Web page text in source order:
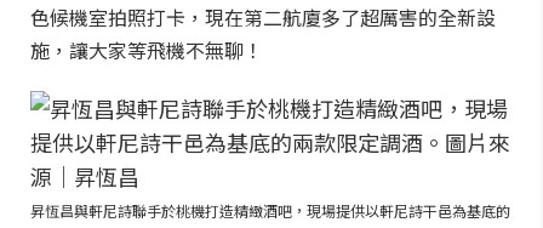
色候機室拍照打卡，現在第二航廈多了超厲害的全新設
施，讓大家等飛機不無聊！
昇恆昌與軒尼詩聯手於桃機打造精緻酒吧，現場提供以軒尼詩干邑為基底的